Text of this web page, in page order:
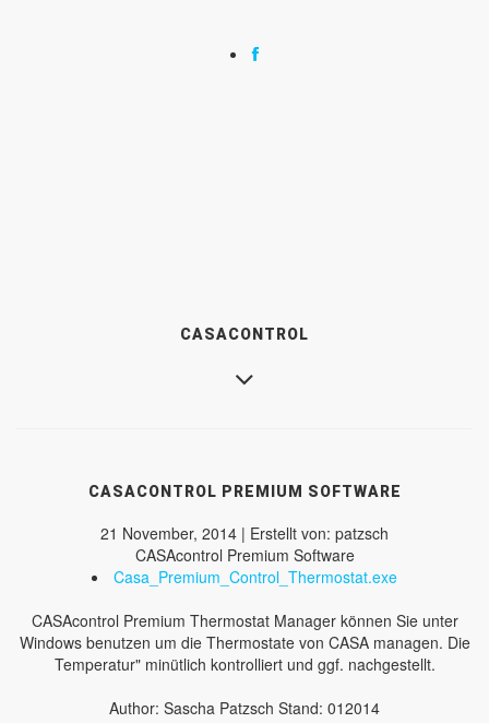
CASACONTROL
CASACONTROL PREMIUM SOFTWARE
21 November, 2014 | Erstellt von: patzsch
CASAcontrol Premium Software
Casa_Premium_Control_Thermostat.exe
CASAcontrol Premium Thermostat Manager können Sie unter
Windows benutzen um die Thermostate von CASA managen. Die
Temperatur" minütlich kontrolliert und ggf. nachgestellt.
Author: Sascha Patzsch Stand: 012014